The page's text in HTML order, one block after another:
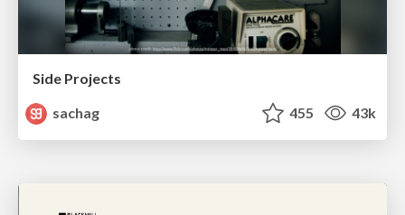
Side Projects
sachag
455 43k